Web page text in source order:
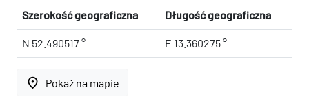
Szerokość geograficzna Długość geograficzna
N 52.490517 ° E 13.360275 °
place Pokaż na mapie